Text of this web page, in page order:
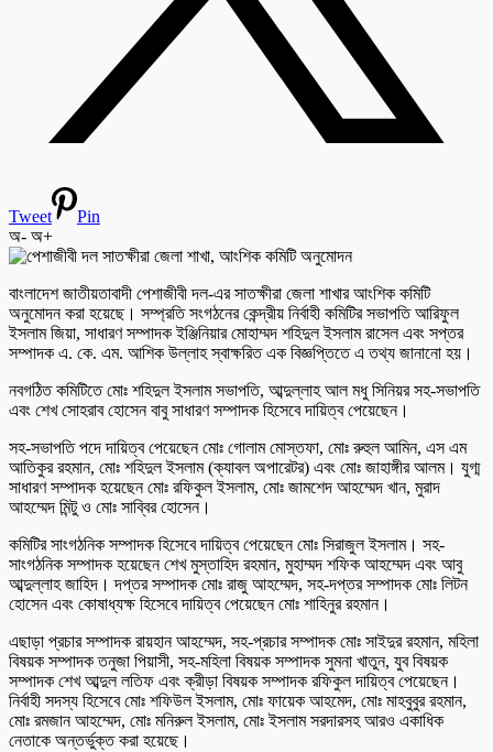
Tweet
Pin
অ- অ+
বাংলাদেশ জাতীয়তাবাদী পেশাজীবী দল-এর সাতক্ষীরা জেলা শাখার আংশিক কমিটি
অনুমোদন করা হয়েছে। সম্প্রতি সংগঠনের কেন্দ্রীয় নির্বাহী কমিটির সভাপতি আরিফুল
ইসলাম জিয়া, সাধারণ সম্পাদক ইঞ্জিনিয়ার মোহাম্মদ শহিদুল ইসলাম রাসেল এবং সপ্তর
সম্পাদক এ. কে. এম. আশিক উল্লাহ স্বাক্ষরিত এক বিজ্ঞপ্তিতে এ তথ্য জানানো হয়।
নবগঠিত কমিটিতে মোঃ শহিদুল ইসলাম সভাপতি, আব্দুল্লাহ আল মধু সিনিয়র সহ-সভাপতি
এবং শেখ সোহরাব হোসেন বাবু সাধারণ সম্পাদক হিসেবে দায়িত্ব পেয়েছেন।
সহ-সভাপতি পদে দায়িত্ব পেয়েছেন মোঃ গোলাম মোস্তফা, মোঃ রুহুল আমিন, এস এম
আতিকুর রহমান, মোঃ শহিদুল ইসলাম (ক্যাবল অপারেটর) এবং মোঃ জাহাঙ্গীর আলম। যুগ্ম
সাধারণ সম্পাদক হয়েছেন মোঃ রফিকুল ইসলাম, মোঃ জামশেদ আহম্মেদ খান, মুরাদ
আহম্মেদ মিন্টু ও মোঃ সাব্বির হোসেন।
কমিটির সাংগঠনিক সম্পাদক হিসেবে দায়িত্ব পেয়েছেন মোঃ সিরাজুল ইসলাম। সহ-
সাংগঠনিক সম্পাদক হয়েছেন শেখ মুস্তাহিদ রহমান, মুহাম্মদ শফিক আহম্মেদ এবং আবু
আব্দুল্লাহ জাহিদ। দপ্তর সম্পাদক মোঃ রাজু আহম্মেদ, সহ-দপ্তর সম্পাদক মোঃ লিটন
হোসেন এবং কোষাধ্যক্ষ হিসেবে দায়িত্ব পেয়েছেন মোঃ শাহিনুর রহমান।
এছাড়া প্রচার সম্পাদক রায়হান আহম্মেদ, সহ-প্রচার সম্পাদক মোঃ সাইদুর রহমান, মহিলা
বিষয়ক সম্পাদক তনুজা পিয়াসী, সহ-মহিলা বিষয়ক সম্পাদক সুমনা খাতুন, যুব বিষয়ক
সম্পাদক শেখ আব্দুল লতিফ এবং ক্রীড়া বিষয়ক সম্পাদক রফিকুল দায়িত্ব পেয়েছেন।
নির্বাহী সদস্য হিসেবে মোঃ শফিউল ইসলাম, মোঃ ফায়েক আহমেদ, মোঃ মাহবুবুর রহমান,
মোঃ রমজান আহম্মেদ, মোঃ মনিরুল ইসলাম, মোঃ ইসলাম সরদারসহ আরও একাধিক
নেতাকে অন্তর্ভুক্ত করা হয়েছে।